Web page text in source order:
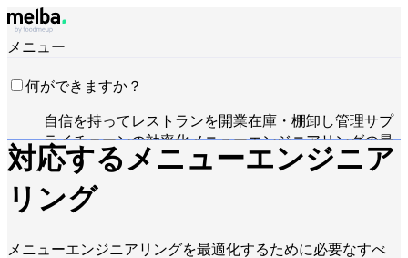
メニュー
何ができますか？
自信を持ってレストランを開業在庫・棚卸し管理サプ
ライチェーンの効率化メニューエンジニアリングの最
適化食材原価の削減食品生産のスケジュール管理
HACCP要件への準拠
ChatGPT・APIで操作
対応する メニューエンジニア
リング
メニューエンジニアリングを最適化するために必要なすべ